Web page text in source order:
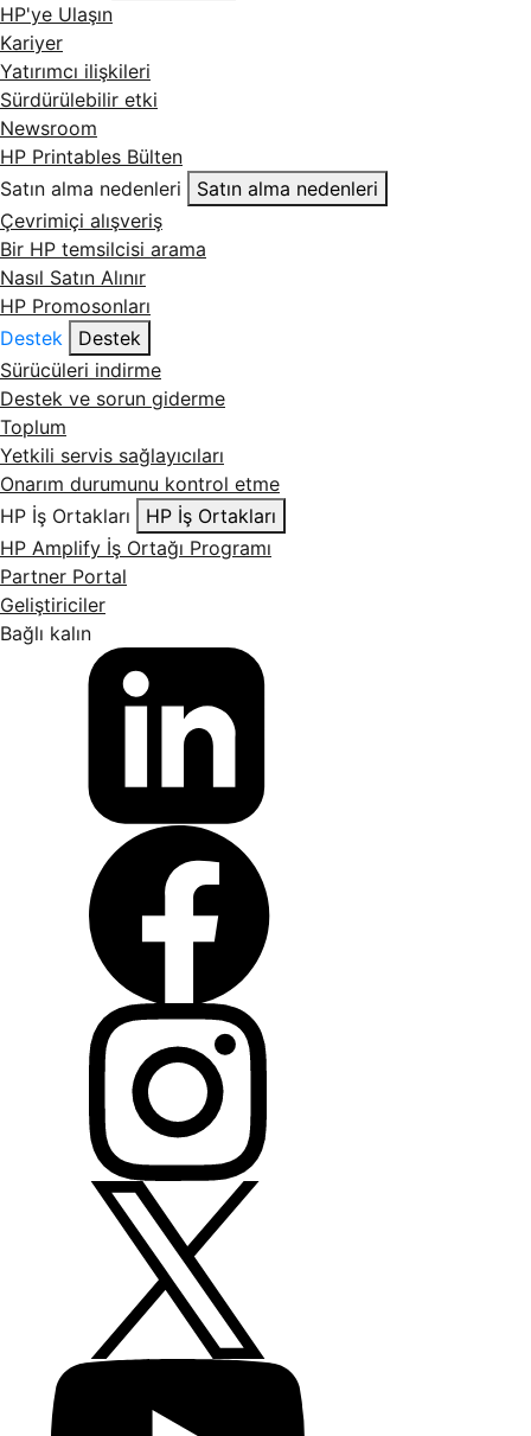
HP'ye Ulaşın
Kariyer
Yatırımcı ilişkileri
Sürdürülebilir etki
Newsroom
HP Printables Bülten
Satın alma nedenleri
Satın alma nedenleri
Çevrimiçi alışveriş
Bir HP temsilcisi arama
Nasıl Satın Alınır
HP Promosonları
Destek
Destek
Sürücüleri indirme
Destek ve sorun giderme
Toplum
Yetkili servis sağlayıcıları
Onarım durumunu kontrol etme
HP İş Ortakları
HP İş Ortakları
HP Amplify İş Ortağı Programı
Partner Portal
Geliştiriciler
Bağlı kalın